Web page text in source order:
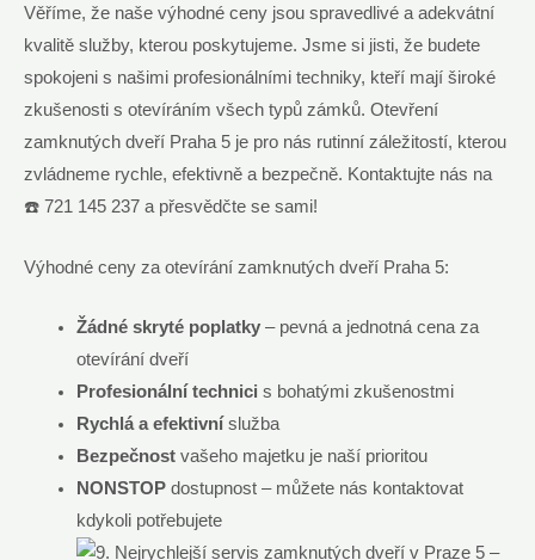
Věříme, že naše výhodné ceny jsou spravedlivé a adekvátní
kvalitě služby, kterou poskytujeme. Jsme si jisti, že budete
spokojeni s našimi profesionálními techniky, kteří mají široké
zkušenosti s otevíráním všech typů zámků. Otevření
zamknutých dveří Praha 5 je pro nás rutinní záležitostí, kterou
zvládneme rychle, efektivně a bezpečně. Kontaktujte nás na
☎️ 721 145 237 a přesvědčte se sami!
Výhodné ceny za otevírání zamknutých dveří Praha 5:
Žádné skryté poplatky– pevná a jednotná cena za
otevírání dveří
Profesionální technici s bohatými zkušenostmi
Rychlá a efektivníslužba
Bezpečnostvašeho majetku je naší prioritou
NONSTOPdostupnost – můžete nás kontaktovat
kdykoli potřebujete